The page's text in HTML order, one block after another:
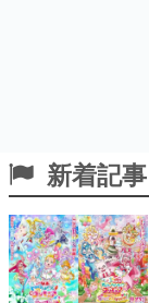
新着記事